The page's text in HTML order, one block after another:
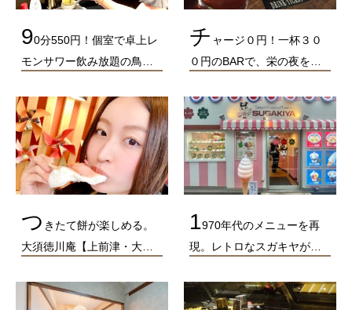
90分550円！個室で卓上レ
モンサワー飲み放題の鳥…
チ ャージ０円！一杯３０
０円のBARで、栄の夜を…
つ きたて餅が楽しめる。
大須徳川庵【上前津・大…
1970年代のメニューを再
現。レトロなスガキヤが…